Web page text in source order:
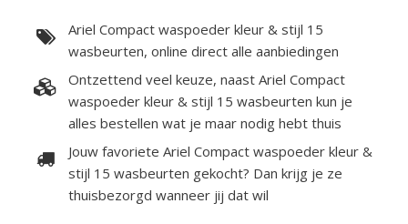
Ariel Compact waspoeder kleur & stijl 15
wasbeurten, online direct alle aanbiedingen
Ontzettend veel keuze, naast Ariel Compact
waspoeder kleur & stijl 15 wasbeurten kun je
alles bestellen wat je maar nodig hebt thuis
Jouw favoriete Ariel Compact waspoeder kleur &
stijl 15 wasbeurten gekocht? Dan krijg je ze
thuisbezorgd wanneer jij dat wil